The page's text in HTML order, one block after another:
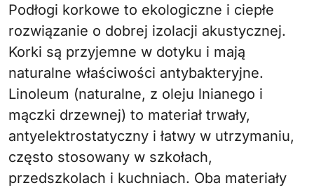
Podłogi korkowe to ekologiczne i ciepłe
rozwiązanie o dobrej izolacji akustycznej.
Korki są przyjemne w dotyku i mają
naturalne właściwości antybakteryjne.
Linoleum (naturalne, z oleju lnianego i
mączki drzewnej) to materiał trwały,
antyelektrostatyczny i łatwy w utrzymaniu,
często stosowany w szkołach,
przedszkolach i kuchniach. Oba materiały